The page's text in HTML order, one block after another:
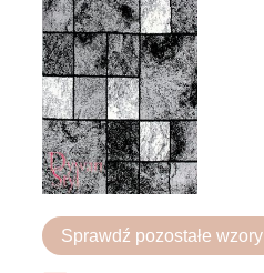
Sprawdź pozostałe wzory